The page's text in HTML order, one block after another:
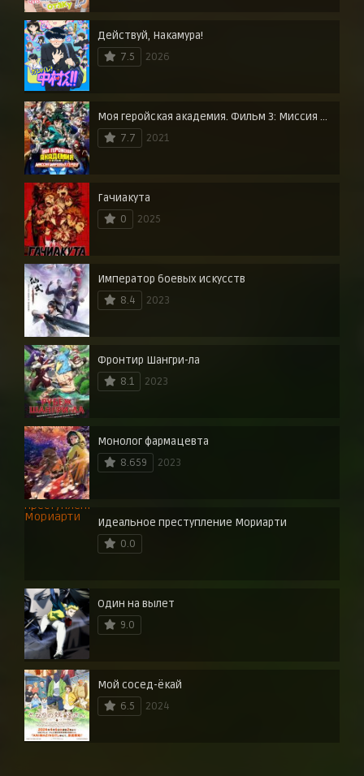
Действуй, Накамура!
7.5
2026
Моя геройская академия. Фильм 3: Миссия мировых героев
7.7
2021
Гачиакута
0
2025
Император боевых искусств
8.4
2023
Фронтир Шангри-ла
8.1
2023
Монолог фармацевта
8.659
2023
Идеальное преступление Мориарти
0.0
Один на вылет
9.0
Мой сосед-ёкай
6.5
2024